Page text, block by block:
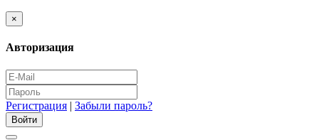
×
Авторизация
Регистрация | Забыли пароль?